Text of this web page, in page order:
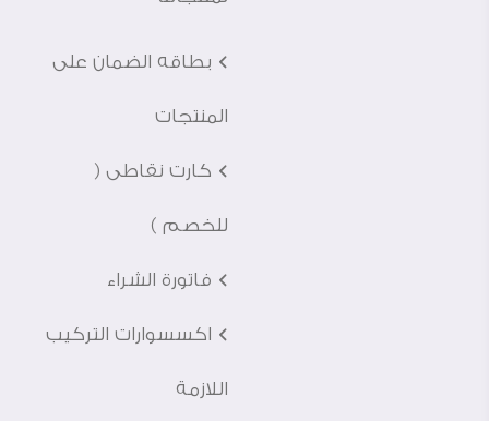
Ö بطاقه الضمان على
المنتجات
Ö كارت نقاطى (
للخصم )
Ö فاتورة الشراء
Ö اكسسوارات التركيب
اللازمة